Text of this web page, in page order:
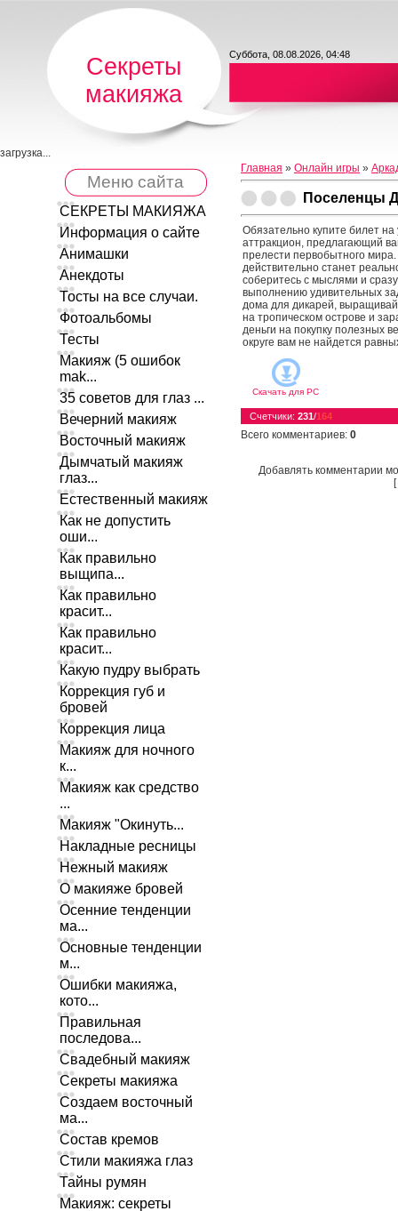
Секреты
макияжа
Суббота, 08.08.2026, 04:48
загрузка...
Меню сайта
СЕКРЕТЫ МАКИЯЖА
Информация о сайте
Анимашки
Анекдоты
Тосты на все случаи.
Фотоальбомы
Тесты
Макияж (5 ошибок
mak...
35 советов для глаз ...
Вечерний макияж
Восточный макияж
Дымчатый макияж
глаз...
Естественный макияж
Как не допустить
оши...
Как правильно
выщипа...
Как правильно
красит...
Как правильно
красит...
Какую пудру выбрать
Коррекция губ и
бровей
Коррекция лица
Макияж для ночного
к...
Макияж как средство
...
Макияж "Окинуть...
Накладные ресницы
Нежный макияж
О макияже бровей
Осенние тенденции
ма...
Основные тенденции
м...
Ошибки макияжа,
кото...
Правильная
последова...
Свадебный макияж
Секреты макияжа
Создаем восточный
ма...
Состав кремов
Стили макияжа глаз
Тайны румян
Макияж: секреты
Главная » Онлайн игры »
Поселенцы
Обязательно купите билет на
аттракцион, предлагающий
прелести первобытного мира.
действительно станет
соберитесь с мыслями и
выполнению удивительных
дома для дикарей,
на тропическом острове и
деньги на покупку полезных
округе вам не найдется
Скачать для PC
Счетчики: 231/164
Всего комментариев: 0
Добавлять комментарии
[